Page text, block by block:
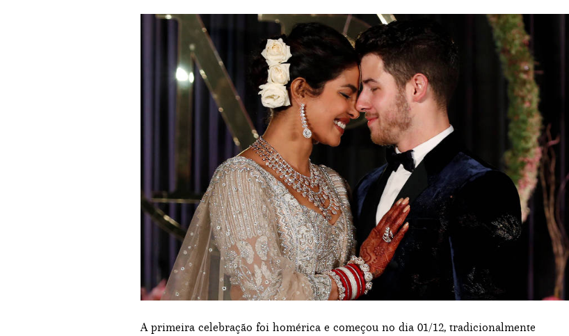
A primeira celebração foi homérica e começou no dia 01/12, tradicionalmente